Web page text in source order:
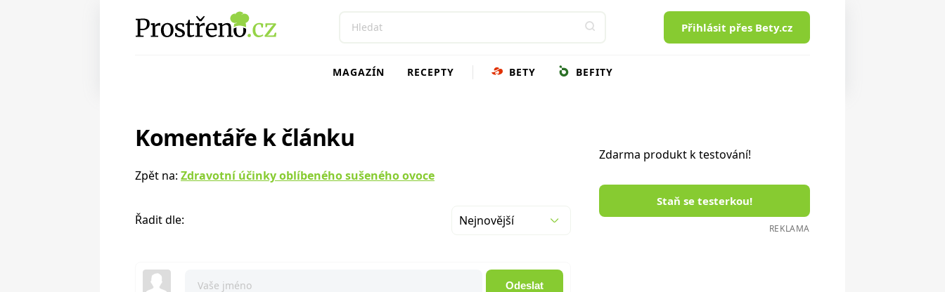
Přihlásit přes Bety.cz
MAGAZÍN RECEPTY BETY BEFITY
Komentáře k článku
Zpět na: Zdravotní účinky oblíbeného sušeného ovoce
Řadit dle: Nejnovější
Odeslat
Zdarma produkt k testování!
Staň se testerkou!
REKLAMA